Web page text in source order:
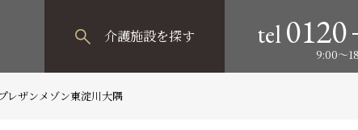
介護施設を探す tel0120
9:00～
ザンメゾン東淀川大隅